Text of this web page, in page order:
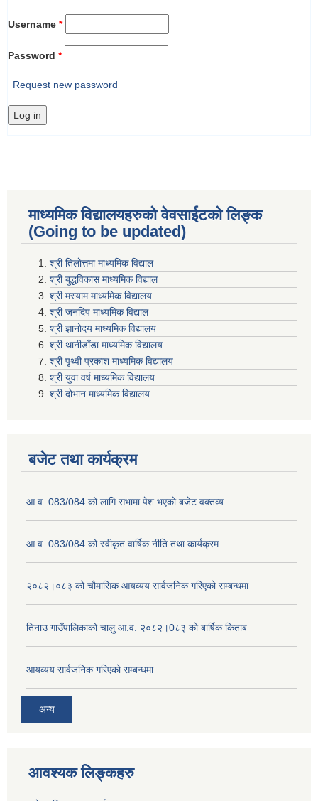
Username *
Password *
Request new password
माध्यमिक विद्यालयहरुकाे वेवसाईटको लिङ्क
(Going to be updated)
श्री तिलाेत्तमा माध्यमिक विद्याल
श्री बुद्धविकास माध्यमिक विद्याल
श्री मस्याम माध्यमिक विद्यालय
श्री जनदिप माध्यमिक विद्याल
श्री ज्ञानोदय माध्यमिक विद्यालय
श्री थानीडाँडा माध्यमिक विद्यालय
श्री पृथ्वी प्रकाश माध्यमिक विद्यालय
श्री युवा वर्ष माध्यमिक विद्यालय
श्री दोभान माध्यमिक विद्यालय
बजेट तथा कार्यक्रम
आ.व. 083/084 को लागि सभामा पेश भएको बजेट वक्तव्य
आ.व. 083/084 को स्वीकृत वार्षिक नीति तथा कार्यक्रम
२०८२।०८३ को चौमासिक आयव्यय सार्वजनिक गरिएको सम्बन्धमा
तिनाउ गाउँपालिकाको चालु आ.व. २०८२।0८३ को बार्षिक किताब
आयव्यय सार्वजनिक गरिएको सम्बन्धमा
अन्य
आवश्यक लिङ्कहरु